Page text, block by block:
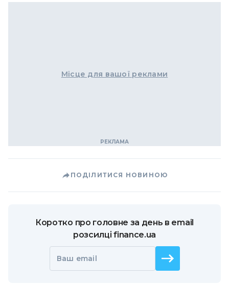
Місце для вашої реклами
ПОДІЛИТИСЯ НОВИНОЮ
Коротко про головне за день в email
розсилці finance.ua
Ваш email